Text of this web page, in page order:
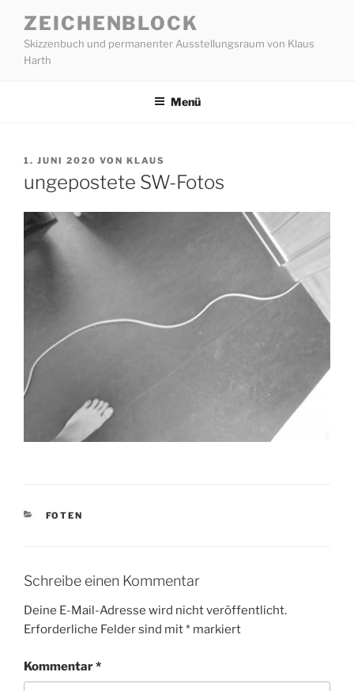
Inhalt
springen
ZEICHENBLOCK
Skizzenbuch und permanenter Ausstellungsraum von Klaus
Harth
Menü
VERÖFFENTLICHT
1. JUNI 2020 VON KLAUS
ungepostete SW-Fotos
KATEGORIEN
FOTEN
Schreibe einen Kommentar
Deine E-Mail-Adresse wird nicht veröffentlicht.
Erforderliche Felder sind mit* markiert
Kommentar*